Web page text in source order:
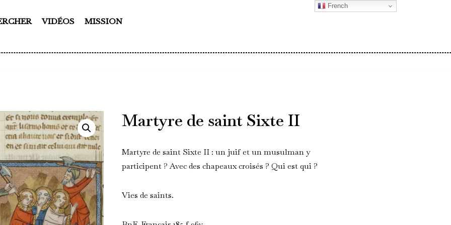
VIDÉOS MISSION
Martyre de saint Sixte II
Martyre de saint Sixte II : un juif et un musulman y
participent ? Avec des chapeaux croisés ? Qui est qui ?
Vies de saints.
French